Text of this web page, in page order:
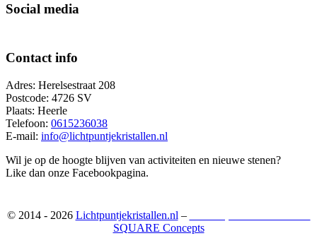
Social media
Contact info
Adres: Herelsestraat 208
Postcode: 4726 SV
Plaats: Heerle
Telefoon: 0615236038
E-mail: info@lichtpuntjekristallen.nl
Wil je op de hoogte blijven van activiteiten en nieuwe stenen?
Like dan onze Facebookpagina.
© 2014 - 2026 Lichtpuntjekristallen.nl –
SQUARE Concepts